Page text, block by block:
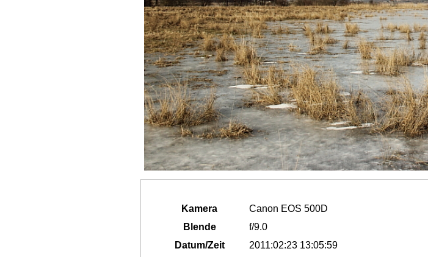
Kamera
Canon EOS 500D
Blende
f/9.0
Datum/Zeit
2011:02:23 13:05:59